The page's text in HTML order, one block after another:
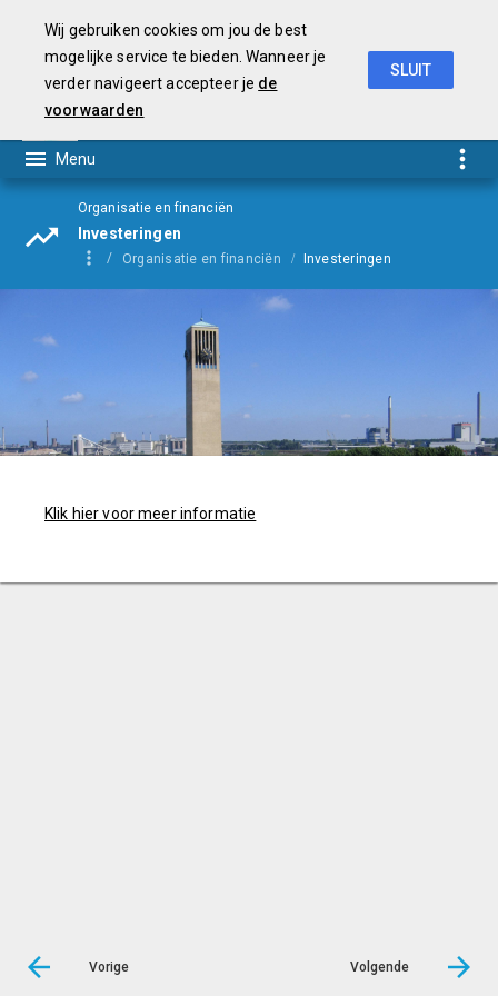
Organisatie en financiën
Investeringen
Organisatie en financiën Investeringen
Klik hier voor meer informatie
Vorige Volgende
Wij gebruiken cookies om jou de best
mogelijke service te bieden. Wanneer je
verder navigeert accepteer je de
voorwaarden
SLUIT